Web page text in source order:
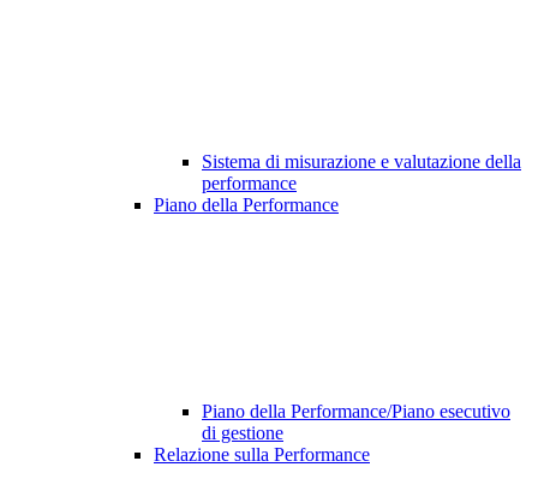
Sistema di misurazione e valutazione della
performance
Piano della Performance
Piano della Performance/Piano esecutivo
di gestione
Relazione sulla Performance